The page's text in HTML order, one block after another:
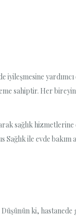
yardımcı
sahiptir. Her
sağlık
ile evde bakım
Düşünün ki,